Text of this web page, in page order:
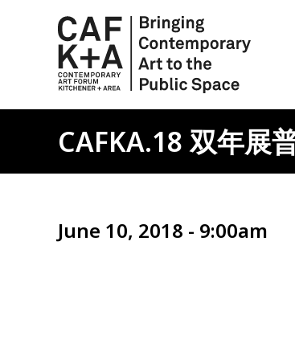
CAFKA.18 双年展
June 10, 2018 - 9:00am